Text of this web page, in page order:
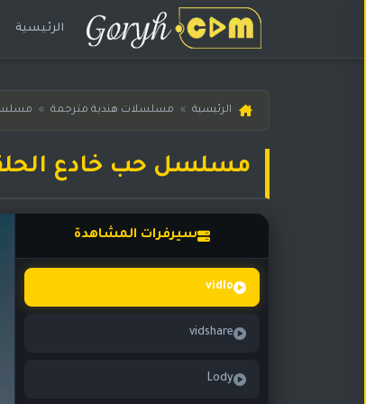
الرئيسية
الرئيسية » مسلسلات هندية مترجمة »
مسلسل حب خادع الحلقة 261
سيرفرات المشاهدة
vidlo
vidshare
Lody